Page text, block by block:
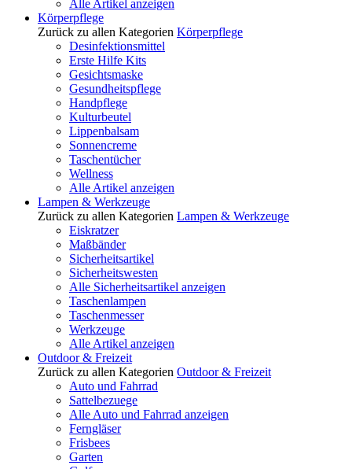
Alle Artikel anzeigen
Körperpflege
Zurück zu allen Kategorien Körperpflege
Desinfektionsmittel
Erste Hilfe Kits
Gesichtsmaske
Gesundheitspflege
Handpflege
Kulturbeutel
Lippenbalsam
Sonnencreme
Taschentücher
Wellness
Alle Artikel anzeigen
Lampen & Werkzeuge
Zurück zu allen Kategorien Lampen & Werkzeuge
Eiskratzer
Maßbänder
Sicherheitsartikel
Sicherheitswesten
Alle Sicherheitsartikel anzeigen
Taschenlampen
Taschenmesser
Werkzeuge
Alle Artikel anzeigen
Outdoor & Freizeit
Zurück zu allen Kategorien Outdoor & Freizeit
Auto und Fahrrad
Sattelbezuege
Alle Auto und Fahrrad anzeigen
Ferngläser
Frisbees
Garten